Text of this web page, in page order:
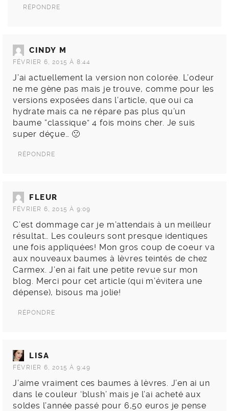
RÉPONDRE
CINDY M
FÉVRIER 6, 2015 À 8:44
J’ai actuellement la version non colorée. L’odeur
ne me gène pas mais je trouve, comme pour les
versions exposées dans l’article, que oui ca
hydrate mais ca ne répare pas plus qu’un
baume “classique” 4 fois moins cher. Je suis
super déçue… 🙁
RÉPONDRE
FLEUR
FÉVRIER 6, 2015 À 9:09
C’est dommage car je m’attendais à un meilleur
résultat… Les couleurs sont presque identiques
une fois appliquées! Mon gros coup de coeur va
aux nouveaux baumes à lèvres teintés de chez
Carmex. J’en ai fait une petite revue sur mon
blog. Merci pour cet article (qui m’évitera une
dépense), bisous ma jolie!
RÉPONDRE
LISA
FÉVRIER 6, 2015 À 9:49
J’aime vraiment ces baumes à lèvres. J’en ai un
dans le couleur ‘blush’ mais je l’ai acheté aux
soldes l’année passé pour 6,50 euros je pense